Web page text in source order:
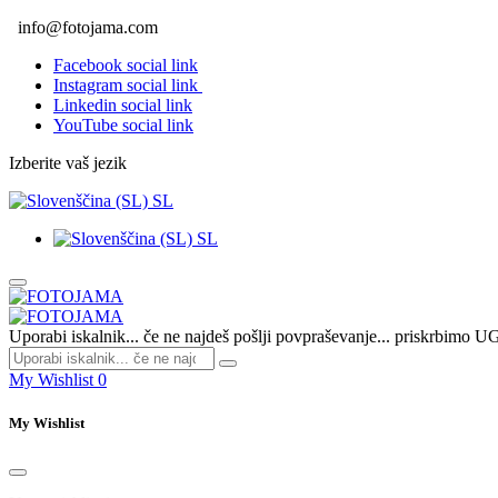
info@fotojama.com
Facebook social link
Instagram social link
Linkedin social link
YouTube social link
Izberite vaš jezik
SL
SL
Uporabi iskalnik... če ne najdeš pošlji povpraševanje... priskrbimo
My Wishlist 0
My Wishlist